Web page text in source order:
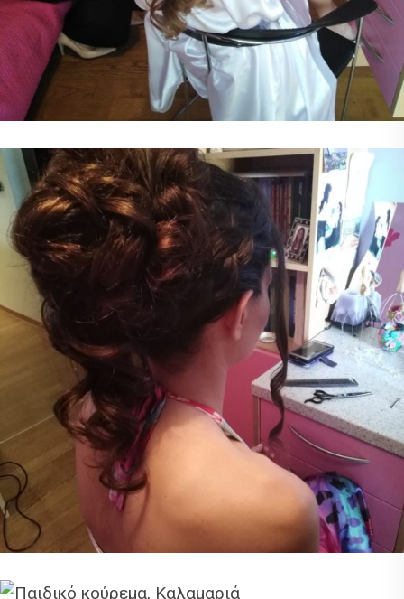
Νυφικό Χτένισμα
Χτένισμα
Χτένισμα